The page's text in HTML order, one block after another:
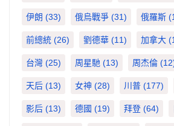
伊朗 (33) 俄烏戰爭 (31) 俄羅斯
前總統 (26) 劉德華 (11) 加拿大
台灣 (25) 周星馳 (13) 周杰倫
天后 (13) 女神 (28) 川普 (177)
影后 (13) 德國 (19) 拜登 (64)